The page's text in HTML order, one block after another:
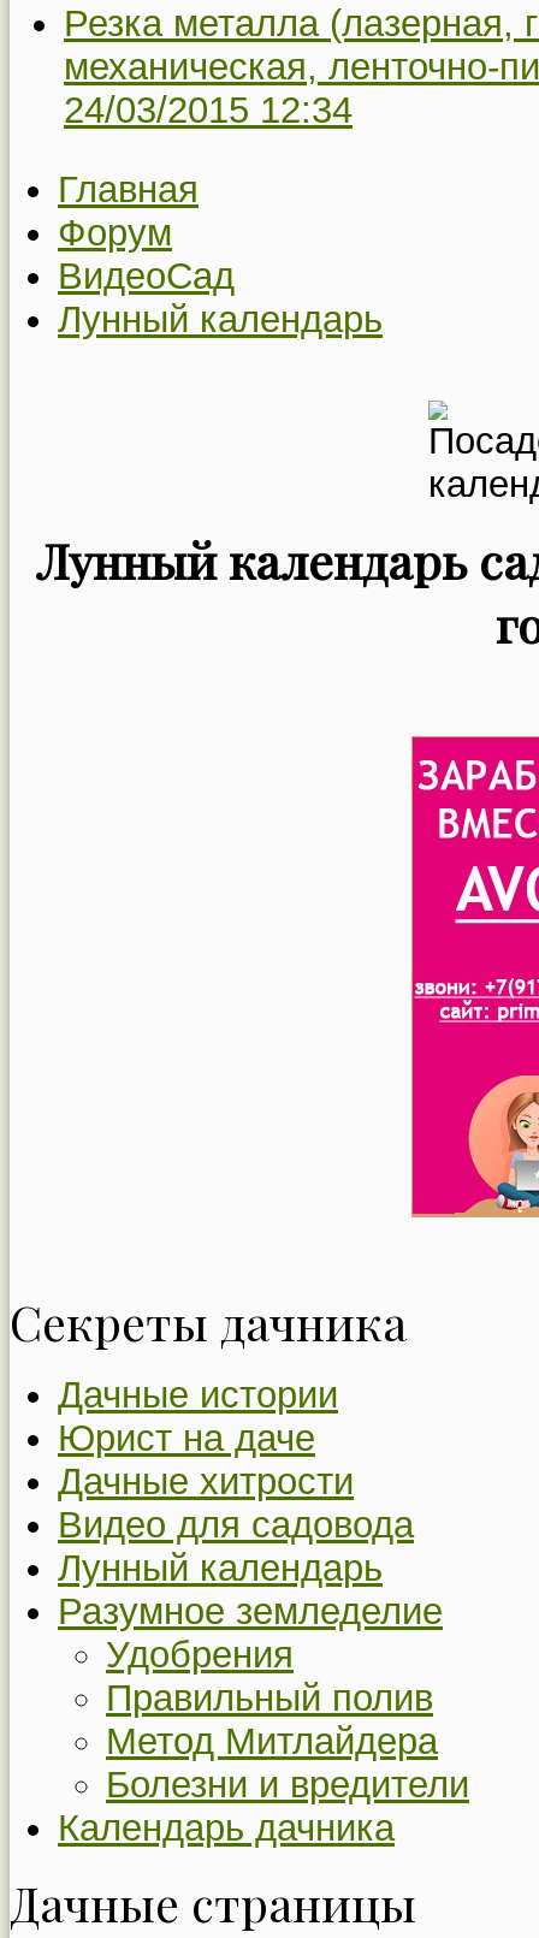
Резка металла (лазерная,
механическая, ленточно-
24/03/2015 12:34
Главная
Форум
ВидеоСад
Лунный календарь
Лунный календарь
Секреты дачника
Дачные истории
Юрист на даче
Дачные хитрости
Видео для садовода
Лунный календарь
Разумное земледелие
Удобрения
Правильный полив
Метод Митлайдера
Болезни и вредители
Календарь дачника
Дачные страницы